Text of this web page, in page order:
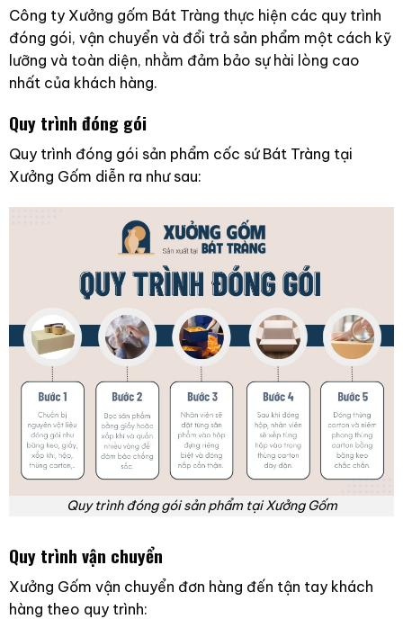
Công ty Xưởng gốm Bát Tràng thực hiện các quy trình
đóng gói, vận chuyển và đổi trả sản phẩm một cách kỹ
lưỡng và toàn diện, nhằm đảm bảo sự hài lòng cao
nhất của khách hàng.
Quy trình đóng gói
Quy trình đóng gói sản phẩm cốc sứ Bát Tràng tại
Xưởng Gốm diễn ra như sau:
Quy trình đóng gói sản phẩm tại Xưởng Gốm
Quy trình vận chuyển
Xưởng Gốm vận chuyển đơn hàng đến tận tay khách
hàng theo quy trình: